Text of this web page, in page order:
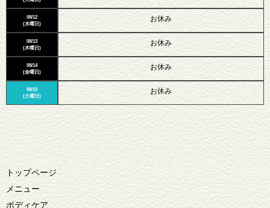
08/12
(水曜日)
08/13
(木曜日)
08/14
(金曜日)
08/15
(土曜日)
お休み
お休み
お休み
お休み
トップページ
メニュー
ボディケア